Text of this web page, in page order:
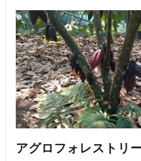
アグロフォレストリ